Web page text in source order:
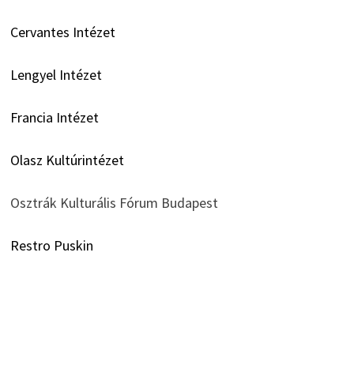
Cervantes Intézet
Lengyel Intézet
Francia Intézet
Olasz Kultúrintézet
Osztrák Kulturális Fórum Budapest
Restro Puskin